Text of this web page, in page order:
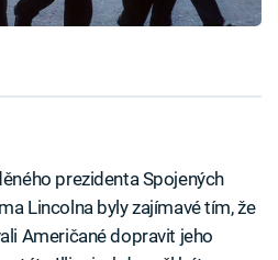
prezidenta Spojených
Lincolna byly zajímavé tím, že
Američané dopravit jeho